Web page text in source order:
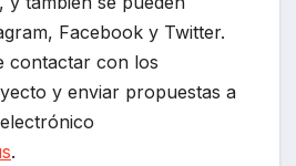
Facebook y Twitter.
contactar con los
y enviar propuestas a
.